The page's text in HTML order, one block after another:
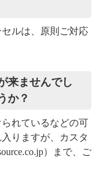
ルは、原則ご対応
来ませんでし
か？
れているなどの可
りますが、カスタ
）まで、ご